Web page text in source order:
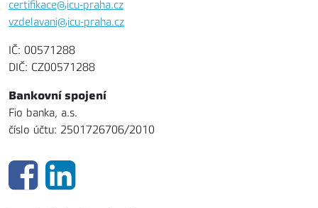
certifikace@icu-praha.cz
vzdelavani@icu-praha.cz
IČ: 00571288
DIČ: CZ00571288
Bankovní spojení
Fio banka, a.s.
číslo účtu: 2501726706/2010